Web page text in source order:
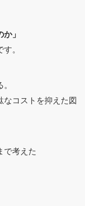
」
。
なコストを抑えた図
で考えた